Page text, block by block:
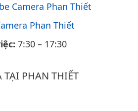
Camera Phan Thiết
Phan Thiết
7:30 – 17:30
TẠI PHAN THIẾT